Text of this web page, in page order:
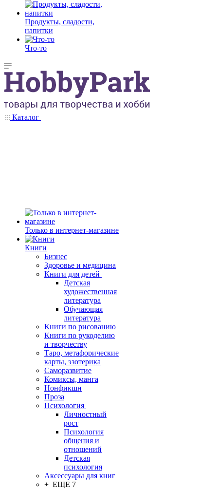
Продукты, сладости,
напитки
Что-то
Каталог
Только в интернет-магазине
Книги
Бизнес
Здоровье и медицина
Книги для детей
Детская
художественная
литература
Обучающая
литература
Книги по рисованию
Книги по рукоделию
и творчеству
Таро, метафорические
карты, эзотерика
Саморазвитие
Комиксы, манга
Нонфикшн
Проза
Психология
Личностный
рост
Психология
общения и
отношений
Детская
психология
Аксессуары для книг
+ ЕЩЕ 7